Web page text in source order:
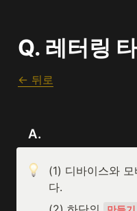
Q. 레터링
← 뒤로
   A.
(1) 디바이스와
다.